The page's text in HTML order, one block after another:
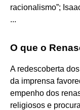
racionalismo”;
...
O que o
A redescoberta
da imprensa
empenho dos
religiosos e